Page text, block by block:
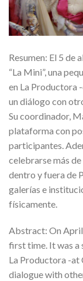
Resumen: El 5 de
“La Mini”, una
en La Productora
un diálogo con
Su coordinador,
plataforma con
participantes.
celebrarse más
dentro y fuera de
galerías e
físicamente.
Abstract: On April
first time. It was a
La Productora -at
dialogue with